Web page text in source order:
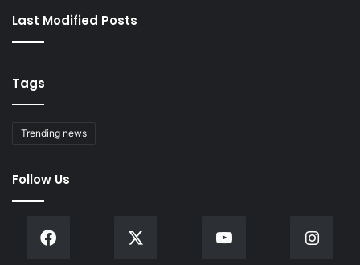
Last Modified Posts
Tags
Trending news
Follow Us